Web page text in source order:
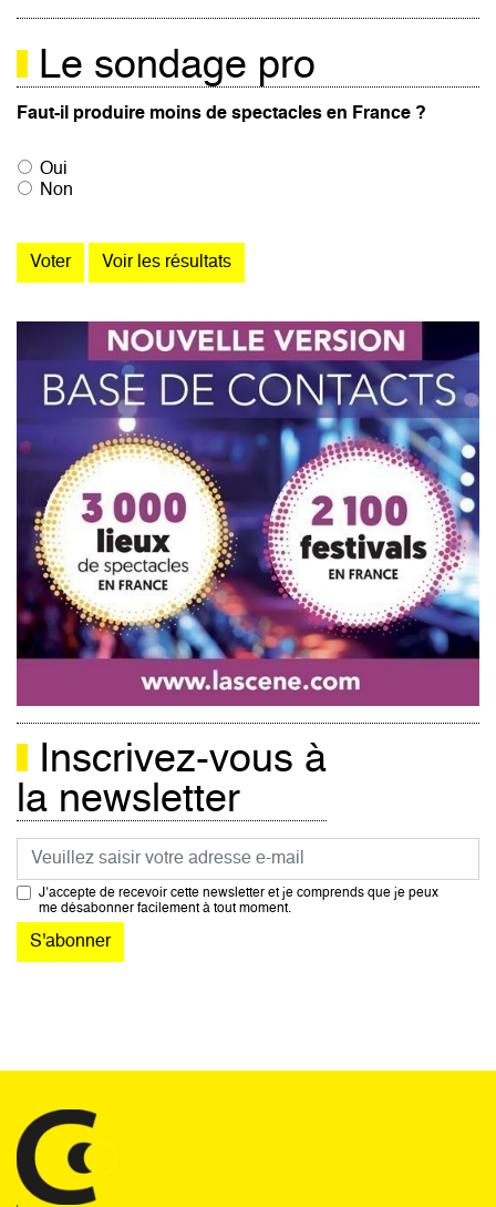
Le sondage pro
Faut-il produire moins de spectacles en France ?
Oui
Non
Inscrivez-vous à
la newsletter
Courriel
J’accepte de recevoir cette newsletter et je comprends que je peux
me désabonner facilement à tout moment.